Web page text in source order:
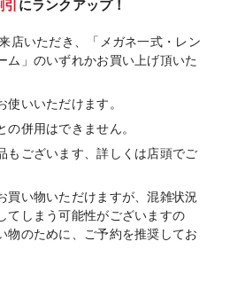
にランクアップ！
店いただき、「メガネ一式・レン
ム」のいずれかお買い上げ頂いた
いいただけます。
併用はできません。
もございます、詳しくは店頭でご
買い物いただけますが、混雑状況
てしまう可能性がございますの
物のために、ご予約を推奨してお